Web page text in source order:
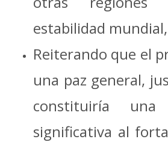
estabilidad mundial,
Reiterando que el
una paz general,
constituiría una
significativa al